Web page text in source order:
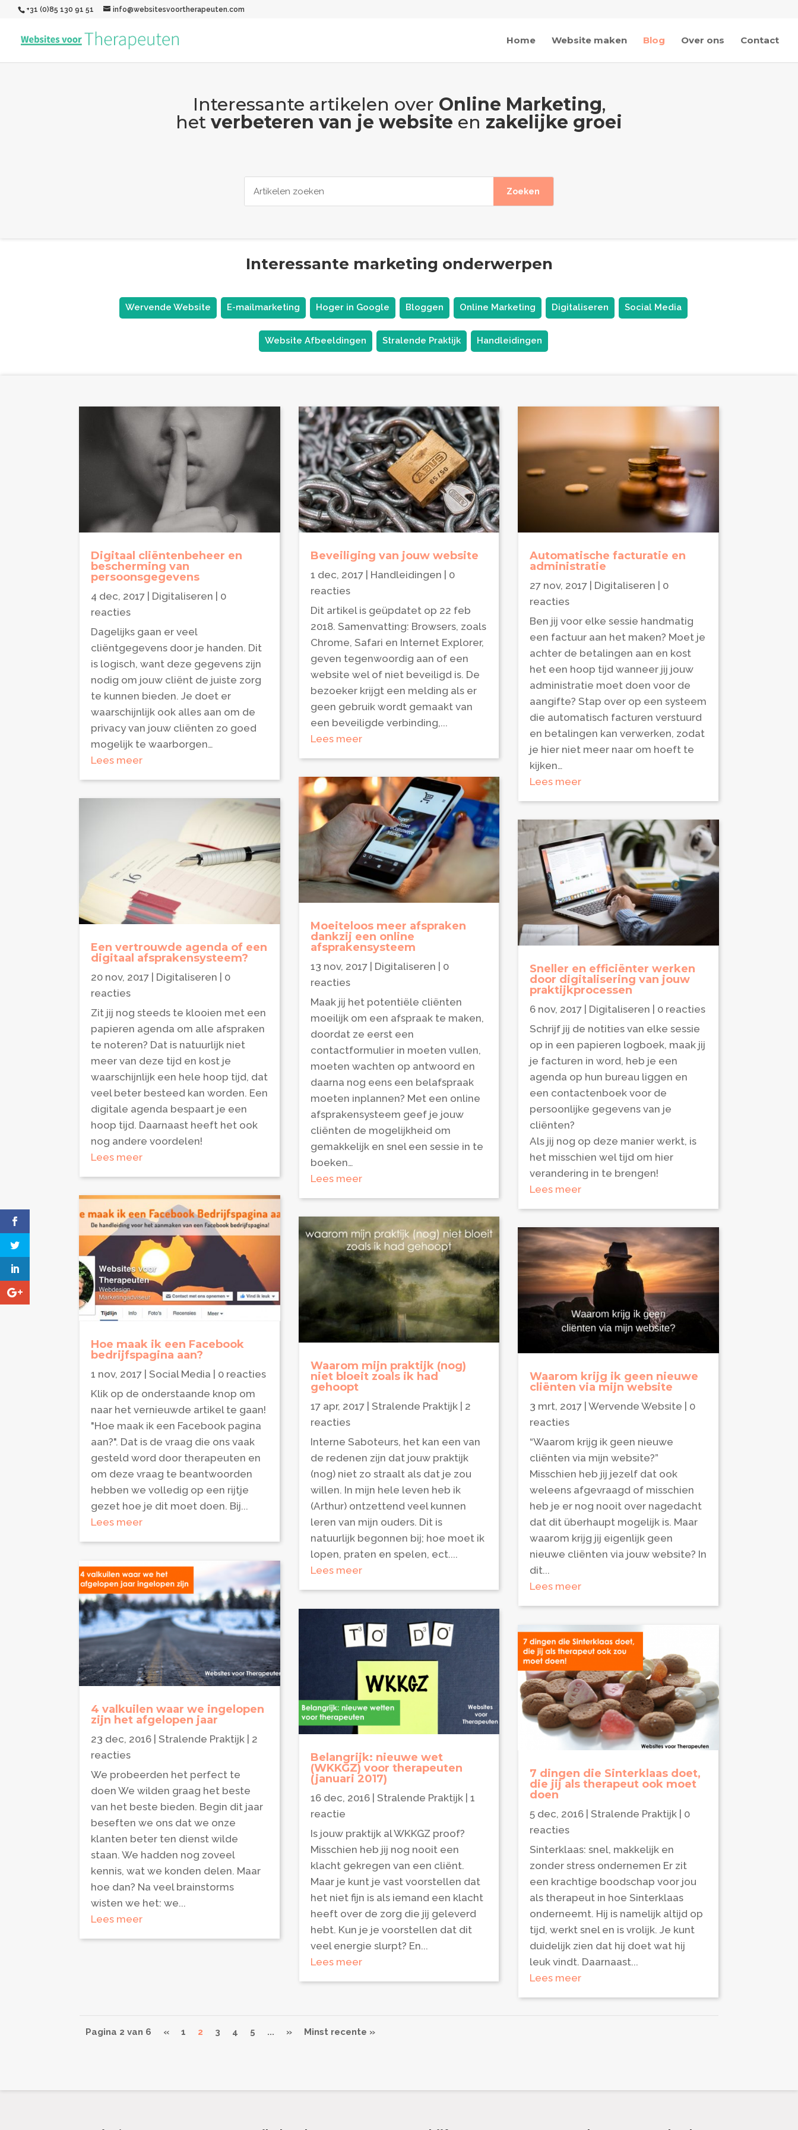
+31 (0)85 130 91 51 info@websitesvoortherapeuten.com
Home Website maken Blog Over ons Contact
Interessante artikelen over Online Marketing,
het verbeteren van je website en zakelijke groei
Interessante marketing onderwerpen
Wervende Website E-mailmarketing Hoger in Google Bloggen Online Marketing Digitaliseren Social Media
Website Afbeeldingen Stralende Praktijk Handleidingen
Digitaal cliëntenbeheer en
bescherming van
persoonsgegevens
4 dec, 2017 Digitaliseren | 0
reacties
Dagelijks gaan er veel
cliëntgegevens door je handen. Dit
is logisch, want deze gegevens zijn
nodig om jouw cliënt de juiste zorg
te kunnen bieden. Je doet er
waarschijnlijk ook alles aan om de
privacy van jouw cliënten zo goed
mogelijk te waarborgen…
Lees meer
Een vertrouwde agenda of een
digitaal afsprakensysteem?
20 nov, 2017 Digitaliseren | 0
reacties
Zit jij nog steeds te klooien met een
papieren agenda om alle afspraken
te noteren? Dat is natuurlijk niet
meer van deze tijd en kost je
waarschijnlijk een hele hoop tijd, dat
veel beter besteed kan worden. Een
digitale agenda bespaart je een
hoop tijd. Daarnaast heeft het ook
nog andere voordelen!
Lees meer
Hoe maak ik een Facebook
bedrijfspagina aan?
1 nov, 2017 |Social Media | 0 reacties
Klik op de onderstaande knop om
naar het vernieuwde artikel te gaan!
"Hoe maak ik een Facebook pagina
aan?". Dat is de vraag die ons vaak
gesteld word door therapeuten en
om deze vraag te beantwoorden
hebben we volledig op een rijtje
gezet hoe je dit moet doen. Bij...
Lees meer
4 valkuilen waar we ingelopen
zijn het afgelopen jaar
23 dec, 2016 |Stralende Praktijk | 2
reacties
We probeerden het perfect te
doen We wilden graag het beste
van het beste bieden. Begin dit jaar
beseften we ons dat we onze
klanten beter ten dienst wilde
staan. We hadden nog zoveel
kennis, wat we konden delen. Maar
hoe dan? Na veel brainstorms
wisten we het: we...
Lees meer
Beveiliging van jouw website
1 dec, 2017| Handleidingen | 0
reacties
Dit artikel is geüpdatet op 22 feb
2018. Samenvatting: Browsers, zoals
Chrome, Safari en Internet Explorer,
geven tegenwoordig aan of een
website wel of niet beveiligd is. De
bezoeker krijgt een melding als er
geen gebruik wordt gemaakt van
een beveiligde verbinding,...
Lees meer
Moeiteloos meer afspraken
dankzij een online
afsprakensysteem
13 nov, 2017| Digitaliseren | 0
reacties
Maak jij het potentiële cliënten
moeilijk om een afspraak te maken,
doordat ze eerst een
contactformulier in moeten vullen,
moeten wachten op antwoord en
daarna nog eens een belafspraak
moeten inplannen? Met een online
afsprakensysteem geef je jouw
cliënten de mogelijkheid om
gemakkelijk en snel een sessie in te
boeken…
Lees meer
Waarom mijn praktijk (nog)
niet bloeit zoals ik had
gehoopt
17 apr, 2017| Stralende Praktijk| 2
reacties
Interne Saboteurs, het kan een van
de redenen zijn dat jouw praktijk
(nog) niet zo straalt als dat je zou
willen. In mijn hele leven heb ik
(Arthur) ontzettend veel kunnen
leren van mijn ouders. Dit is
natuurlijk begonnen bij; hoe moet ik
lopen, praten en spelen, ect....
Lees meer
Belangrijk: nieuwe wet
(WKKGZ) voor therapeuten
(januari 2017)
16 dec, 2016| Stralende Praktijk| 1
reactie
Is jouw praktijk al WKKGZ proof?
Misschien heb jij nog nooit een
klacht gekregen van een cliënt.
Maar je kunt je vast voorstellen dat
het niet fijn is als iemand een klacht
heeft over de zorg die jij geleverd
hebt. Kun je je voorstellen dat dit
veel energie slurpt? En...
Lees meer
Automatische facturatie en
administratie
27 nov, 2017| Digitaliseren | 0
reacties
Ben jij voor elke sessie handmatig
een factuur aan het maken? Moet je
achter de betalingen aan en kost
het een hoop tijd wanneer jij jouw
administratie moet doen voor de
aangifte? Stap over op een systeem
die automatisch facturen verstuurd
en betalingen kan verwerken, zodat
je hier niet meer naar om hoeft te
kijken…
Lees meer
Sneller en efficiënter werken
door digitalisering van jouw
praktijkprocessen
6 nov, 2017| Digitaliseren | 0 reacties
Schrijf jij de notities van elke sessie
op in een papieren logboek, maak jij
je facturen in word, heb je een
agenda op hun bureau liggen en
een contactenboek voor de
persoonlijke gegevens van je
cliënten?
Als jij nog op deze manier werkt, is
het misschien wel tijd om hier
verandering in te brengen!
Lees meer
Waarom krijg ik geen nieuwe
cliënten via mijn website
3 mrt, 2017| Wervende Website | 0
reacties
“Waarom krijg ik geen nieuwe
cliënten via mijn website?”
Misschien heb jij jezelf dat ook
weleens afgevraagd of misschien
heb je er nog nooit over nagedacht
dat dit überhaupt mogelijk is. Maar
waarom krijg jij eigenlijk geen
nieuwe cliënten via jouw website? In
dit...
Lees meer
7 dingen die Sinterklaas doet,
die jij als therapeut ook moet
doen
5 dec, 2016| Stralende Praktijk| 0
reacties
Sinterklaas: snel, makkelijk en
zonder stress ondernemen Er zit
een krachtige boodschap voor jou
als therapeut in hoe Sinterklaas
onderneemt. Hij is namelijk altijd op
tijd, werkt snel en is vrolijk. Je kunt
duidelijk zien dat hij doet wat hij
leuk vindt. Daarnaast...
Lees meer
Pagina 2 van 6 « 1 2 3 4 5 ... » Minst recente »